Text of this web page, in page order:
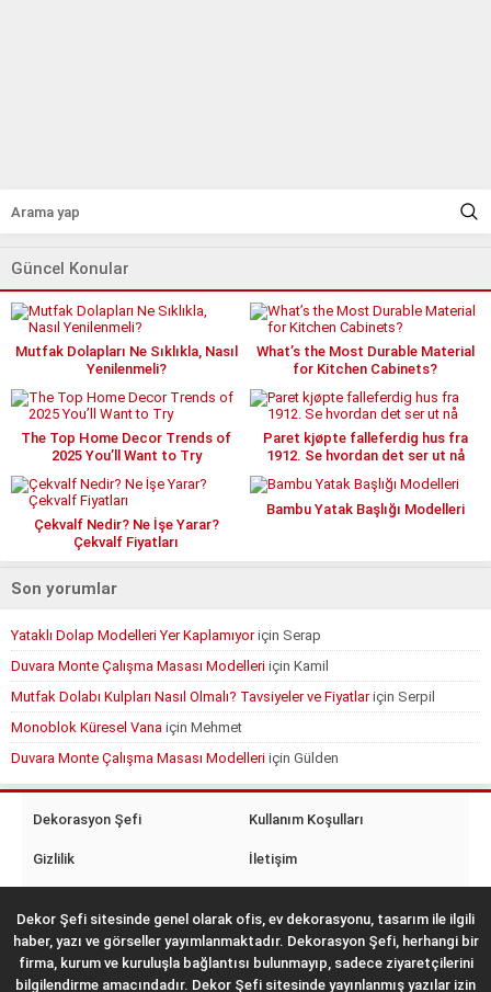
Güncel Konular
Mutfak Dolapları Ne Sıklıkla, Nasıl
Yenilenmeli?
What’s the Most Durable Material
for Kitchen Cabinets?
The Top Home Decor Trends of
2025 You’ll Want to Try
Paret kjøpte falleferdig hus fra
1912. Se hvordan det ser ut nå
Çekvalf Nedir? Ne İşe Yarar?
Çekvalf Fiyatları
Bambu Yatak Başlığı Modelleri
Son yorumlar
Yataklı Dolap Modelleri Yer Kaplamıyoriçin Serap
Duvara Monte Çalışma Masası Modelleri için Kamil
Mutfak Dolabı Kulpları Nasıl Olmalı? Tavsiyeler ve Fiyatlariçin Serpil
Monoblok Küresel Vana için Mehmet
Duvara Monte Çalışma Masası Modelleri için Gülden
Dekorasyon Şefi Kullanım Koşulları
Gizlilik İletişim
Dekor Şefi sitesinde genel olarak ofis, ev dekorasyonu, tasarım ile ilgili
haber, yazı ve görseller yayımlanmaktadır. Dekorasyon Şefi, herhangi bir
firma, kurum ve kuruluşla bağlantısı bulunmayıp, sadece ziyaretçilerini
bilgilendirme amacındadır. Dekor Şefi sitesinde yayınlanmış yazılar izin